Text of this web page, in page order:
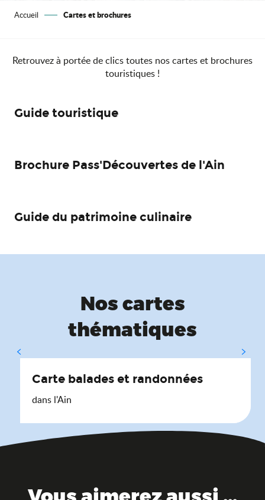
Accueil Cartes et brochures
Retrouvez à portée de clics toutes nos cartes et brochures
touristiques !
Guide touristique
Brochure Pass'Découvertes de l'Ain
Guide du patrimoine culinaire
Nos cartes
thématiques
Carte balades et randonnées
dans l'Ain
Vous aimerez aussi ...